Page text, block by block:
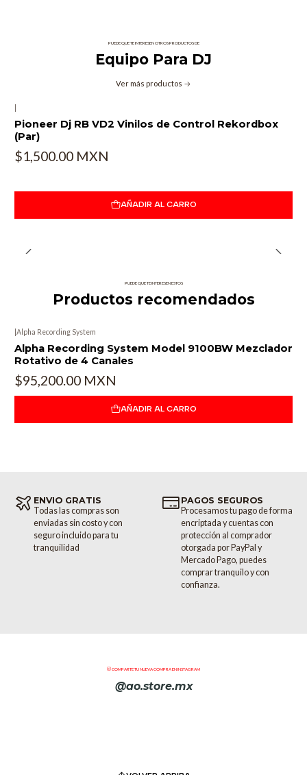
PUEDE QUE TE INTERESEN OTROS PRODUCTOS DE
Equipo Para DJ
Ver más productos
Pioneer Dj RB VD2 Vinilos de Control Rekordbox
(Par)
$1,500.00 MXN
AÑADIR AL CARRO
PUEDE QUE TE INTERESEN ESTOS
Productos recomendados
Alpha Recording System
Alpha Recording System Model 9100BW Mezclador
Rotativo de 4 Canales
$95,200.00 MXN
AÑADIR AL CARRO
ENVIO GRATIS
Todas las compras son
enviadas sin costo y con
seguro incluido para tu
tranquilidad
PAGOS SEGUROS
Procesamos tu pago de forma
encriptada y cuentas con
protección al comprador
otorgada por PayPal y
Mercado Pago, puedes
comprar tranquilo y con
confianza.
COMPARTE TU NUEVA COMPRA EN INSTAGRAM
@ao.store.mx